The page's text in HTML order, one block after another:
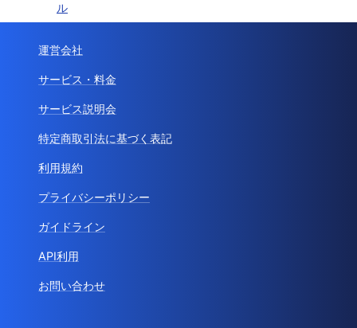
ル
運営会社
サービス・料金
サービス説明会
特定商取引法に基づく表記
利用規約
プライバシーポリシー
ガイドライン
API利用
お問い合わせ